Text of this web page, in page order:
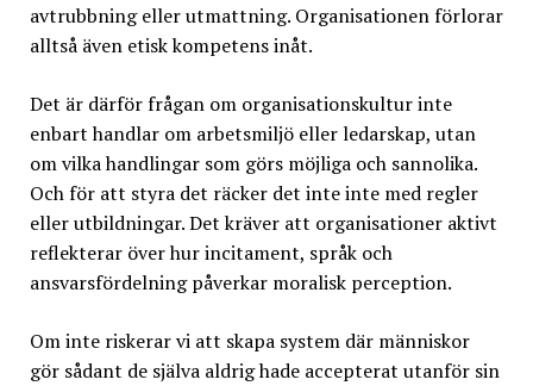
avtrubbning eller utmattning. Organisationen förlorar
alltså även etisk kompetens inåt.
Det är därför frågan om organisationskultur inte
enbart handlar om arbetsmiljö eller ledarskap, utan
om vilka handlingar som görs möjliga och sannolika.
Och för att styra det räcker det inte inte med regler
eller utbildningar. Det kräver att organisationer aktivt
reflekterar över hur incitament, språk och
ansvarsfördelning påverkar moralisk perception.
Om inte riskerar vi att skapa system där människor
gör sådant de själva aldrig hade accepterat utanför sin